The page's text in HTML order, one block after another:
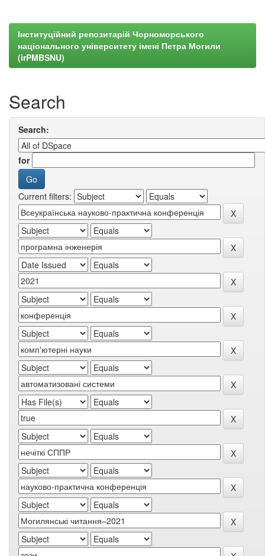
Інституційний репозитарій Чорноморського
національного університету імені Петра Могили
(irPMBSNU)
Search
Search:
for
Current filters: